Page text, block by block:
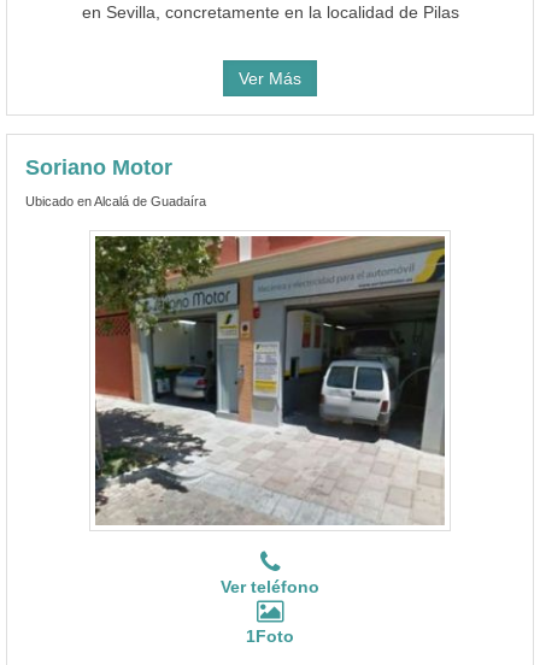
en Sevilla, concretamente en la localidad de Pilas
Ver Más
Soriano Motor
Ubicado en Alcalá de Guadaíra
Ver teléfono
1Foto